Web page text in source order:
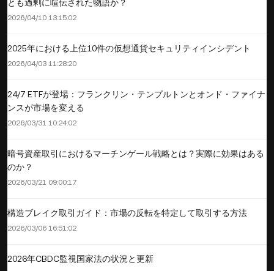
とも過剰に喧伝された物語か？
2026/04/10 13:15:02
2025年における上位10件の仮想通貨セキュリティインシデント
2026/04/03 11:28:20
24/7 ETFが登場：フランクリン・テンプルトンとオンド・ファイナ
ンスが市場を変える
2026/03/31 10:24:02
暗号資産取引におけるマーチンゲール戦略とは？実際に効果はある
のか？
2026/03/21 09:00:17
構造ブレイク取引ガイド：市場の反転を特定して取引する方法
2026/03/06 16:51:02
2026年CBDC監視国家法の状況と更新